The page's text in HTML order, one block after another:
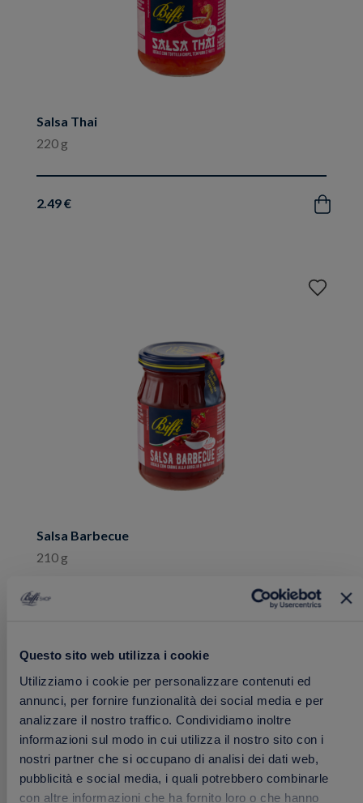
Questo sito web utilizza i cookie
Utilizziamo i cookie per personalizzare contenuti ed
annunci, per fornire funzionalità dei social media e per
analizzare il nostro traffico. Condividiamo inoltre
informazioni sul modo in cui utilizza il nostro sito con i
nostri partner che si occupano di analisi dei dati web,
pubblicità e social media, i quali potrebbero combinarle
con altre informazioni che ha fornito loro o che hanno
Salsa Thai
220 g
2.49 € Acquista
Salsa Barbecue
210 g
Aggiungi
Aggiungi
preferiti